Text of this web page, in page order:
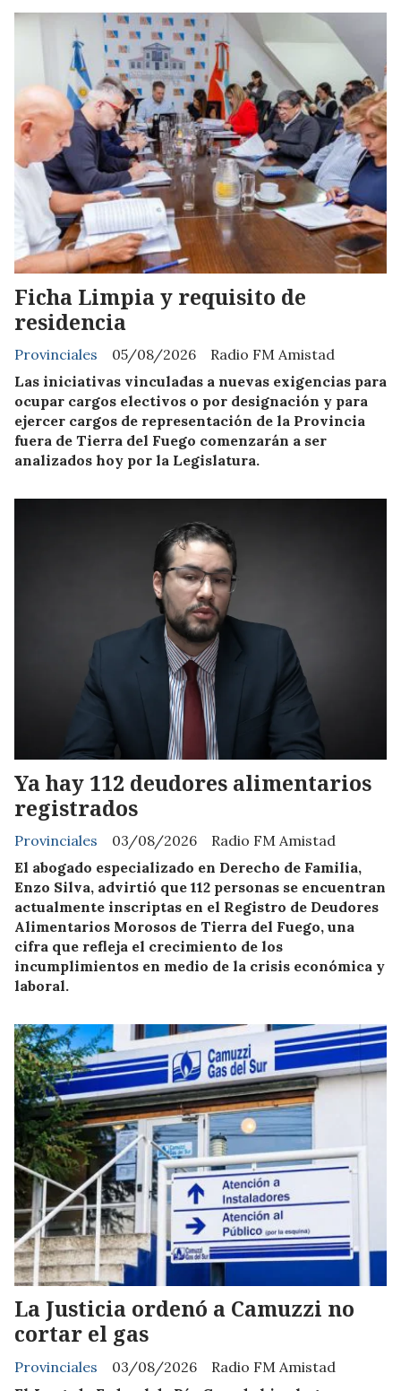
Ficha Limpia y requisito de
residencia
Radio FM Amistad
Provinciales
05/08/2026
Las iniciativas vinculadas a nuevas exigencias para
ocupar cargos electivos o por designación y para
ejercer cargos de representación de la Provincia
fuera de Tierra del Fuego comenzarán a ser
analizados hoy por la Legislatura.
Ya hay 112 deudores alimentarios
registrados
Radio FM Amistad
Provinciales
03/08/2026
El abogado especializado en Derecho de Familia,
Enzo Silva, advirtió que 112 personas se encuentran
actualmente inscriptas en el Registro de Deudores
Alimentarios Morosos de Tierra del Fuego, una
cifra que refleja el crecimiento de los
incumplimientos en medio de la crisis económica y
laboral.
La Justicia ordenó a Camuzzi no
cortar el gas
Radio FM Amistad
Provinciales
03/08/2026